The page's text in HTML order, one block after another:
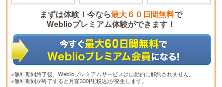
まずは体験！今なら最大６０日間無料で
Weblioプレミアム体験ができます！
※無料期間終了後、Weblioプレミアムサービスは自動的に解約されません。
※無料期間が終了すると月額330円(税込)が発生します。